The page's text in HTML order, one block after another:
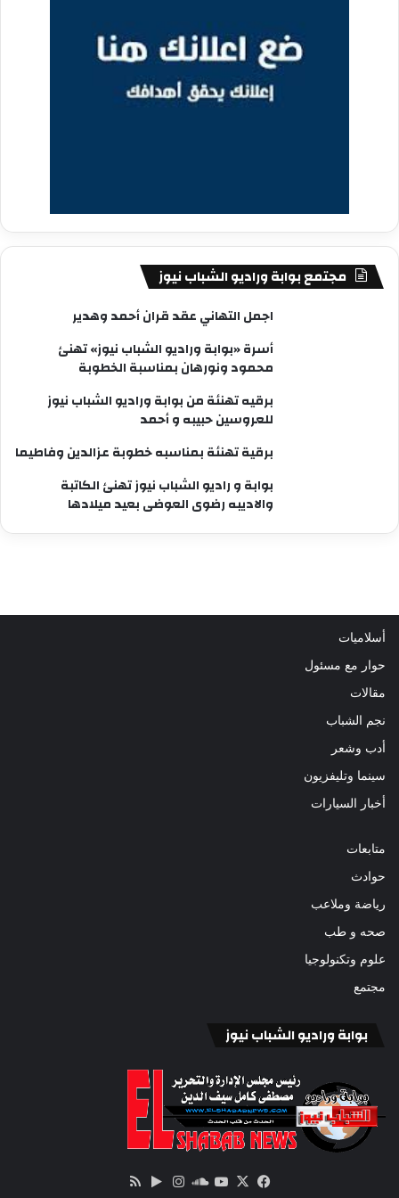
مجتمع بوابة وراديو الشباب نيوز
اجمل التهاني عقد قران أحمد وهدير
أسرة «بوابة وراديو الشباب نيوز» تهنئ
محمود ونورهان بمناسبة الخطوبة
برقيه تهنئة من بوابة وراديو الشباب نيوز
للعروسين حبيبه و أحمد
برقية تهنئة بمناسبه خطوبة عزالدين وفاطيما
بوابة و راديو الشباب نيوز تهنئ الكاتبة
والاديبه رضوى العوضى بعيد ميلادها
أسلاميات
حوار مع مسئول
مقالات
نجم الشباب
أدب وشعر
سينما وتليفزيون
أخبار السيارات
متابعات
حوادث
رياضة وملاعب
صحه و طب
علوم وتكنولوجيا
مجتمع
بوابة وراديو الشباب نيوز
فيسبوك
‫X
‫YouTube
ساوندانستقرام‏Google